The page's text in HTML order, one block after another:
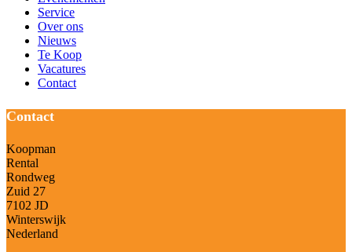
Service
Over ons
Nieuws
Te Koop
Vacatures
Contact
Contact
Koopman
Rental
Rondweg
Zuid 27
7102 JD
Winterswijk
Nederland